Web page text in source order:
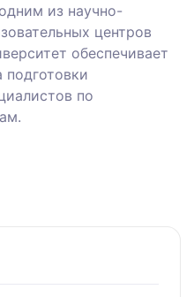
из научно-
центров
обеспечивает
подготовки
по